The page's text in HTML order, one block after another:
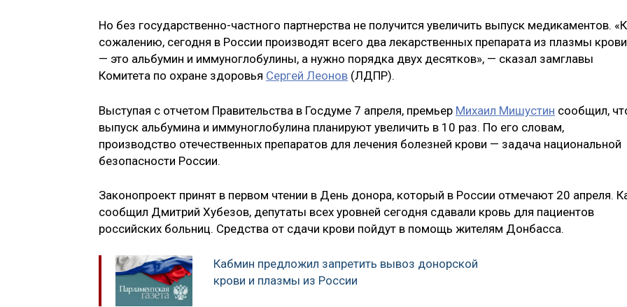
Но без государственно-частного партнерства не получится увеличить выпуск медикаментов. «К
сожалению, сегодня в России производят всего два лекарственных препарата из плазмы крови
— это альбумин и иммуноглобулины, а нужно порядка двух десятков», — сказал замглавы
Комитета по охране здоровья Сергей Леонов (ЛДПР).
Выступая с отчетом Правительства в Госдуме 7 апреля, премьер Михаил Мишустин сообщил,
выпуск альбумина и иммуноглобулина планируют увеличить в 10 раз. По его словам,
производство отечественных препаратов для лечения болезней крови — задача национальной
безопасности России.
Законопроект принят в первом чтении в День донора, который в России отмечают 20 апреля.
сообщил Дмитрий Хубезов, депутаты всех уровней сегодня сдавали кровь для пациентов
российских больниц. Средства от сдачи крови пойдут в помощь жителям Донбасса.
Кабмин предложил запретить вывоз донорской
крови и плазмы из России